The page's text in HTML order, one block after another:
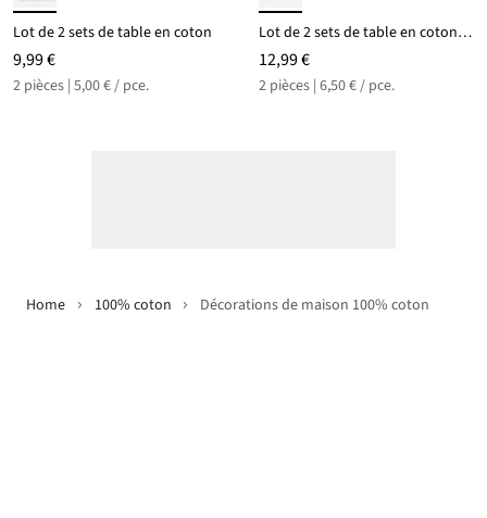
Lot de 2 sets de table en coton
9,99 €
2 pièces | 5,00 € / pce.
Lot de 2 sets de table en coton avec broderies
12,99 €
2 pièces | 6,50 € / pce.
Home 100% coton Décorations de maison 100% coton